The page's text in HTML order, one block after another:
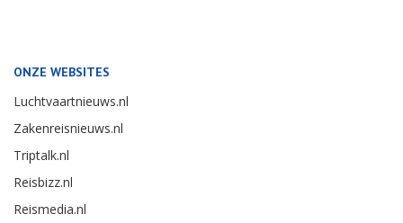
ONZE WEBSITES
Luchtvaartnieuws.nl
Zakenreisnieuws.nl
Triptalk.nl
Reisbizz.nl
Reismedia.nl